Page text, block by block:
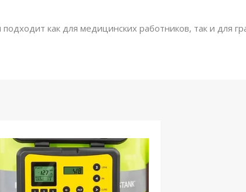
как для медицинских работников, так и для